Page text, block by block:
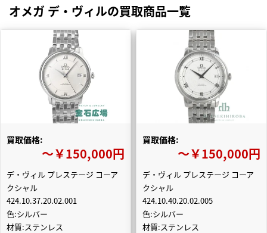
オメガ デ・ヴィルの買取商品一覧
買取価格:
〜￥150,000円
デ・ヴィル プレステージ コーア
クシャル
424.10.37.20.02.001
色:シルバー
材質:ステンレス
買取価格:
〜￥150,000円
デ・ヴィル プレステージ コーア
クシャル
424.10.40.20.02.005
色:シルバー
材質:ステンレス